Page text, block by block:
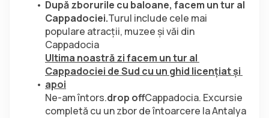
După zborurile cu baloane, facem un tur al
Cappadociei.Turul include cele mai
populare atracţii, muzee şi văi din
Cappadocia
Ultima noastră zi facem un tur al
Cappadociei de Sud cu un ghid licenţiat şi
apoi
Ne-am întors.drop offCappadocia. Excursie
completă cu un zbor de întoarcere la Antalya